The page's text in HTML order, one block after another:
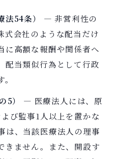
54条）
― 非営利性の
式会社のような配当だけ
に高額な報酬や関係者へ
配当類似行為として行政
5）
― 医療法人には、原
び監事1人以上を置かな
は、当該医療法人の理事
きません。また、開設す